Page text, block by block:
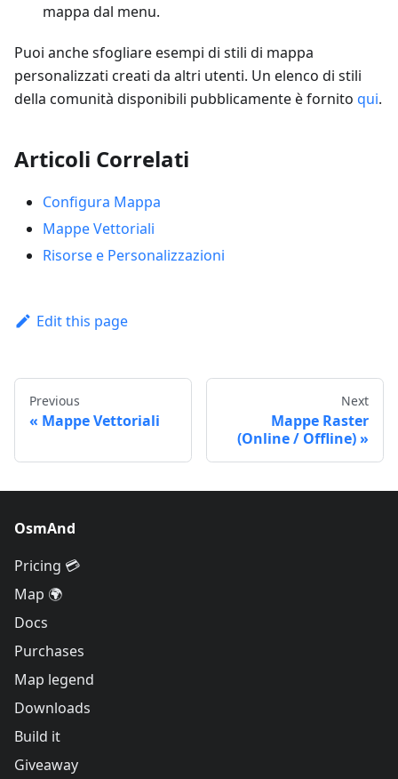
mappa dal menu.
Puoi anche sfogliare esempi di stili di mappa
personalizzati creati da altri utenti. Un elenco di stili
della comunità disponibili pubblicamente è fornito qui.
Articoli Correlati
Configura Mappa
Mappe Vettoriali
Risorse e Personalizzazioni
Edit this page
Previous
Mappe Vettoriali
Next
Mappe Raster
(Online / Offline)
OsmAnd
Pricing 💳
Map 🌍
Docs
Purchases
Map legend
Downloads
Build it
Giveaway